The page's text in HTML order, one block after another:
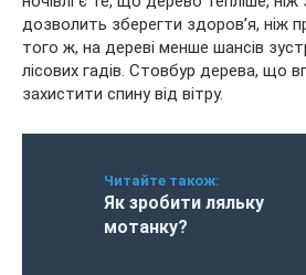
дозволить зберегти здоров’я, ніж
того ж, на дереві менше шансів
лісових гадів. Стовбур дерева, що
захистити спину від вітру.
Читайте також:
Як зробити ляльку
мотанку?